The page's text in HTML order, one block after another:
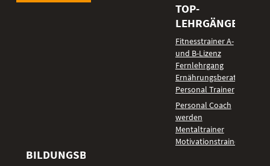
TOP-
LEHRGÄNGE
Fitnesstrainer A-
und B-Lizenz
Fernlehrgang
Ernährungsberater
Personal Trainer
Personal Coach
werden
Mentaltrainer
Motivationstrainer
BILDUNGSBEREICHE